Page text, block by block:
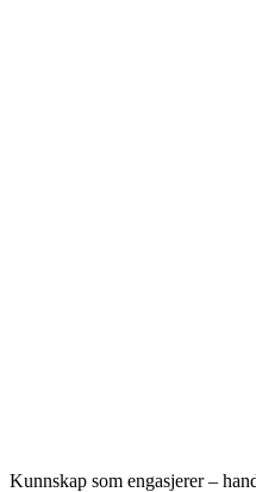
Kunnskap som engasjerer –